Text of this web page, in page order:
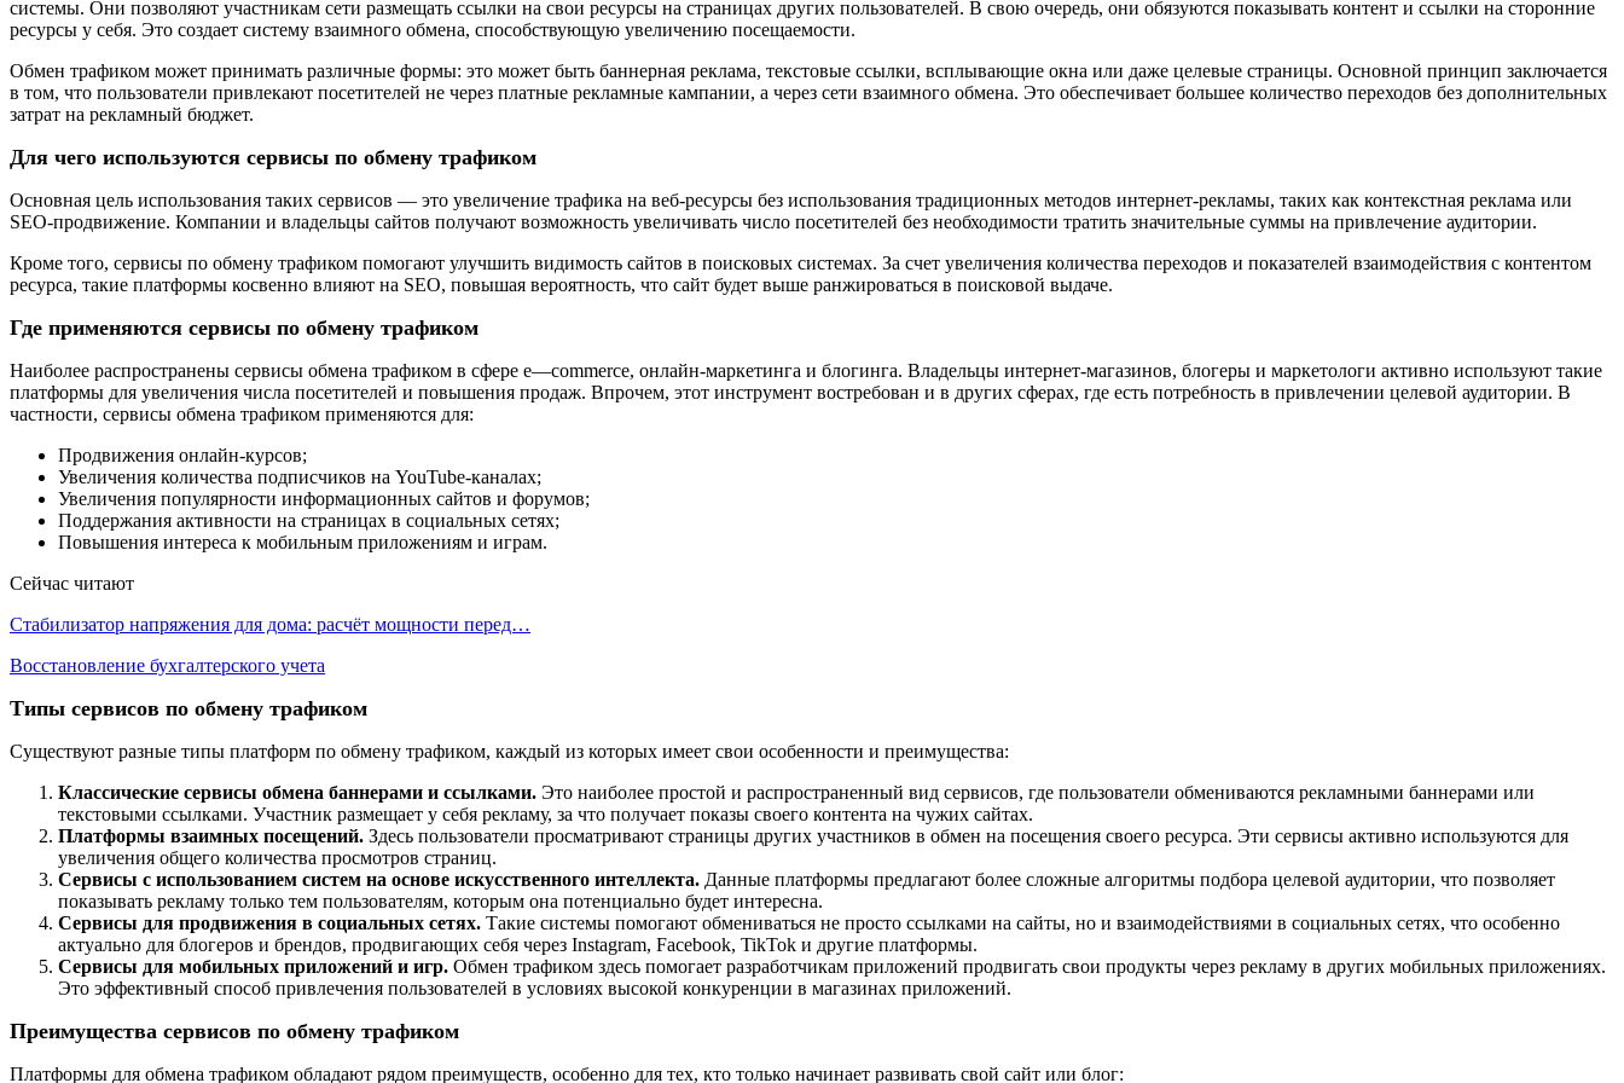
системы. Они позволяют участникам сети размещать ссылки на свои ресурсы на страницах других пользователей. В свою очередь, они обязуются показывать контент и ссылки на сторонние
ресурсы у себя. Это создает систему взаимного обмена, способствующую увеличению посещаемости.
Обмен трафиком может принимать различные формы: это может быть баннерная реклама, текстовые ссылки, всплывающие окна или даже целевые страницы. Основной принцип заключается
в том, что пользователи привлекают посетителей не через платные рекламные кампании, а через сети взаимного обмена. Это обеспечивает большее количество переходов без дополнительных
затрат на рекламный бюджет.
Для чего используются сервисы по обмену трафиком
Основная цель использования таких сервисов — это увеличение трафика на веб-ресурсы без использования традиционных методов интернет-рекламы, таких как контекстная реклама или
SEO-продвижение. Компании и владельцы сайтов получают возможность увеличивать число посетителей без необходимости тратить значительные суммы на привлечение аудитории.
Кроме того, сервисы по обмену трафиком помогают улучшить видимость сайтов в поисковых системах. За счет увеличения количества переходов и показателей взаимодействия с контентом
ресурса, такие платформы косвенно влияют на SEO, повышая вероятность, что сайт будет выше ранжироваться в поисковой выдаче.
Где применяются сервисы по обмену трафиком
Наиболее распространены сервисы обмена трафиком в сфере e—commerce, онлайн-маркетинга и блогинга. Владельцы интернет-магазинов, блогеры и маркетологи активно используют такие
платформы для увеличения числа посетителей и повышения продаж. Впрочем, этот инструмент востребован и в других сферах, где есть потребность в привлечении целевой аудитории. В
частности, сервисы обмена трафиком применяются для:
Продвижения онлайн-курсов;
Увеличения количества подписчиков на YouTube-каналах;
Увеличения популярности информационных сайтов и форумов;
Поддержания активности на страницах в социальных сетях;
Повышения интереса к мобильным приложениям и играм.
Сейчас читают
Стабилизатор напряжения для дома: расчёт мощности перед…
Восстановление бухгалтерского учета
Типы сервисов по обмену трафиком
Существуют разные типы платформ по обмену трафиком, каждый из которых имеет свои особенности и преимущества:
Классические сервисы обмена баннерами и ссылками. Это наиболее простой и распространенный вид сервисов, где пользователи обмениваются рекламными баннерами или
текстовыми ссылками. Участник размещает у себя рекламу, за что получает показы своего контента на чужих сайтах.
Платформы взаимных посещений. Здесь пользователи просматривают страницы других участников в обмен на посещения своего ресурса. Эти сервисы активно используются для
увеличения общего количества просмотров страниц.
Сервисы с использованием систем на основе искусственного интеллекта. Данные платформы предлагают более сложные алгоритмы подбора целевой аудитории, что позволяет
показывать рекламу только тем пользователям, которым она потенциально будет интересна.
Сервисы для продвижения в социальных сетях. Такие системы помогают обмениваться не просто ссылками на сайты, но и взаимодействиями в социальных сетях, что особенно
актуально для блогеров и брендов, продвигающих себя через Instagram, Facebook, TikTok и другие платформы.
Сервисы для мобильных приложений и игр. Обмен трафиком здесь помогает разработчикам приложений продвигать свои продукты через рекламу в других мобильных приложениях.
Это эффективный способ привлечения пользователей в условиях высокой конкуренции в магазинах приложений.
Преимущества сервисов по обмену трафиком
Платформы для обмена трафиком обладают рядом преимуществ, особенно для тех, кто только начинает развивать свой сайт или блог: